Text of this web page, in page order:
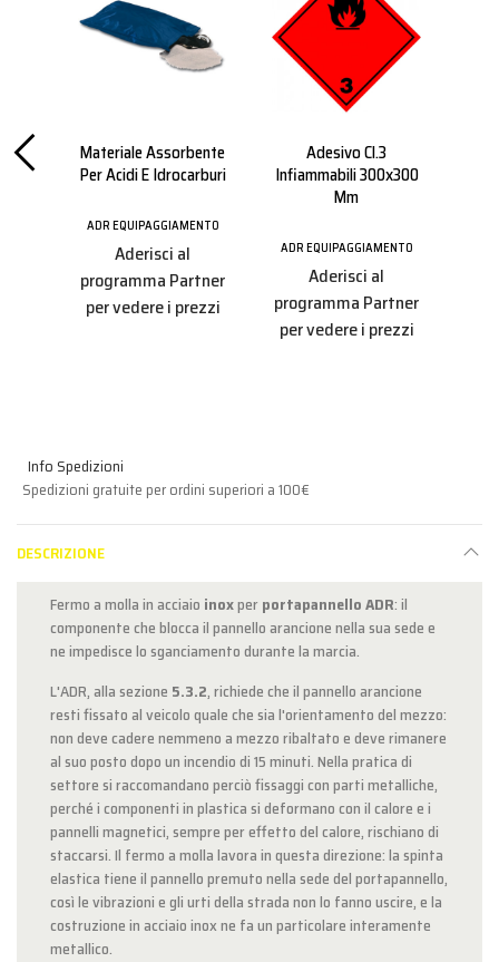
Materiale Assorbente
Per Acidi E Idrocarburi
ADR EQUIPAGGIAMENTO
Aderisci al
programma Partner
per vedere i prezzi
Adesivo Cl.3
Infiammabili 300x300
Mm
ADR EQUIPAGGIAMENTO
Aderisci al
programma Partner
per vedere i prezzi
Info Spedizioni
Spedizioni gratuite per ordini superiori a 100€
DESCRIZIONE
Fermo a molla in acciaio inoxperportapannello ADR: il
componente che blocca il pannello arancione nella sua sede e
ne impedisce lo sganciamento durante la marcia.
L'ADR, alla sezione 5.3.2, richiede che il pannello arancione
resti fissato al veicolo quale che sia l'orientamento del mezzo:
non deve cadere nemmeno a mezzo ribaltato e deve rimanere
al suo posto dopo un incendio di 15 minuti. Nella pratica di
settore si raccomandano perciò fissaggi con parti metalliche,
perché i componenti in plastica si deformano con il calore e i
pannelli magnetici, sempre per effetto del calore, rischiano di
staccarsi. Il fermo a molla lavora in questa direzione: la spinta
elastica tiene il pannello premuto nella sede del portapannello,
così le vibrazioni e gli urti della strada non lo fanno uscire, e la
costruzione in acciaio inox ne fa un particolare interamente
metallico.